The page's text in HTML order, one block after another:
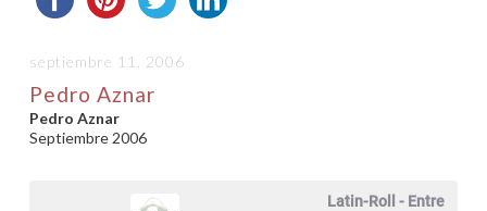
septiembre 11, 2006
Pedro Aznar
Pedro Aznar
Septiembre 2006
Latin-Roll - Entrevistas